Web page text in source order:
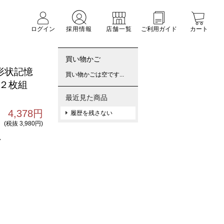
ログイン 採用情報 店舗一覧 ご利用ガイド カート
状記憶
枚組
4,378円
(税抜 3,980円)
買い物かご
買い物かごは空です...
最近見た商品
履歴を残さない